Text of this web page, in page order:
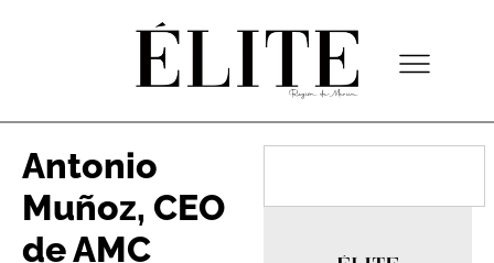
Antonio
Muñoz, CEO
de AMC